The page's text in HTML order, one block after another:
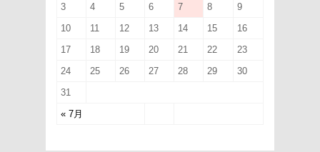
« 7月
3
4 5 6 7 8
9
10
11 12 13 14 15
16
17
18 19 20 21 22
23
24
25 26 27 28 29
30
31